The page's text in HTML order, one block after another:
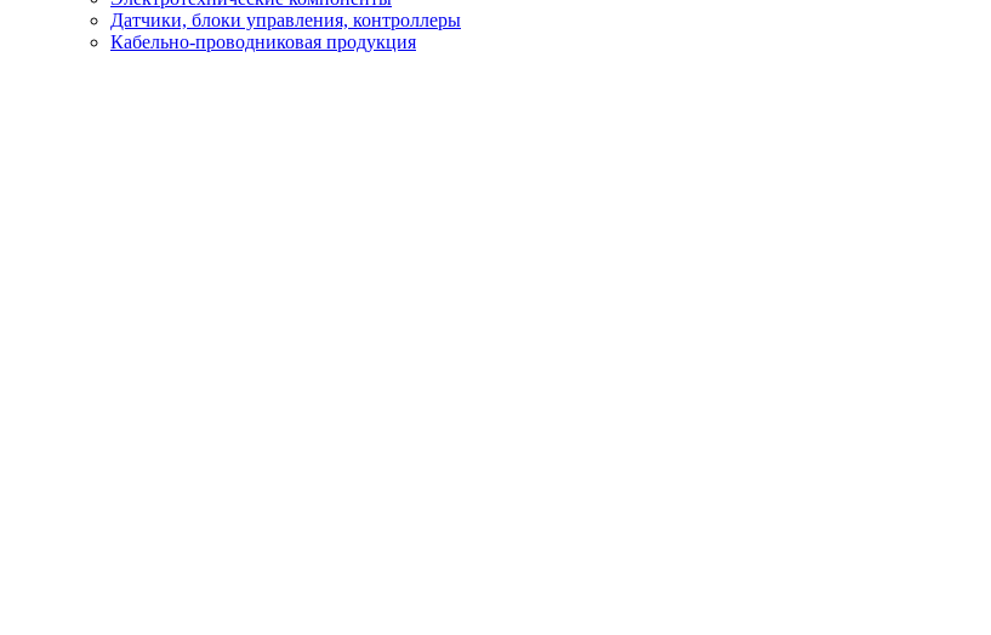
Датчики, блоки управления, контроллеры
Кабельно-проводниковая продукция